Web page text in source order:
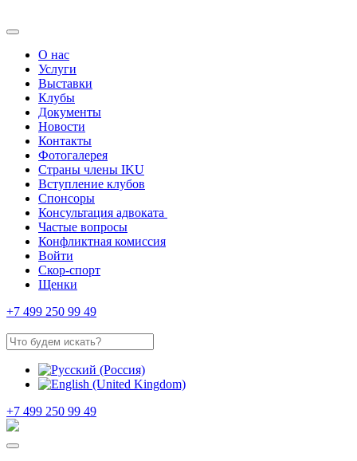
О нас
Услуги
Выставки
Клубы
Документы
Новости
Контакты
Фотогалерея
Страны члены IKU
Вступление клубов​
Спонсоры
Консультация адвоката ​
Частые вопросы
Конфликтная комиссия
Войти
Скор-спорт
Щенки
+7 499 250 99 49
+7 499 250 99 49